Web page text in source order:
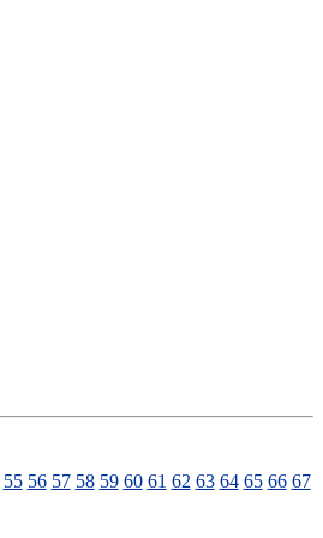
55 56 57 58 59 60 61 62 63 64 65 66 67